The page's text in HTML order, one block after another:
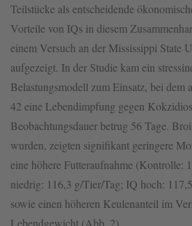
Teilstücke als entscheidende
Vorteile von IQs in diesem
einem Versuch an der Mississippi State
aufgezeigt. In der Studie kam ein
Belastungsmodell zum Einsatz, bei dem
42 eine Lebendimpfung gegen
Beobachtungsdauer betrug 56 Tage.
wurden, zeigten signifikant geringere
eine höhere Futteraufnahme (Kontrolle:
niedrig: 116,3 g/Tier/Tag; IQ hoch:
sowie einen höheren Keulenanteil im